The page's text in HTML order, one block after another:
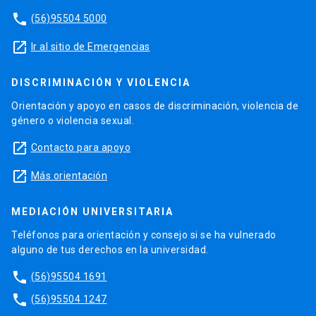
phone (56)95504 5000
launch Ir al sitio de Emergencias
DISCRIMINACIÓN Y VIOLENCIA
Orientación y apoyo en casos de discriminación, violencia de
género o violencia sexual.
launch Contacto para apoyo
launch Más orientación
MEDIACIÓN UNIVERSITARIA
Teléfonos para orientación y consejo si se ha vulnerado
alguno de tus derechos en la universidad.
phone (56)95504 1691
phone (56)95504 1247